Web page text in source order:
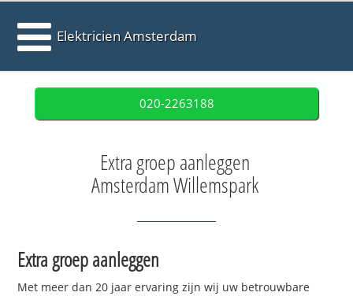
Elektricien Amsterdam
020-2263188
Extra groep aanleggen
Amsterdam Willemspark
Extra groep aanleggen
Met meer dan 20 jaar ervaring zijn wij uw betrouwbare